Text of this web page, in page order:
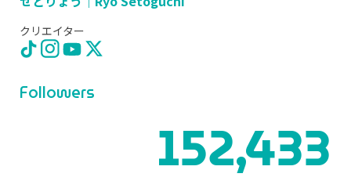
クリエイター
Followers
152,433